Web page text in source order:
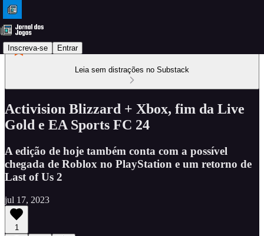
Inscreva-se Entrar
Leia sem distrações no Substack
Activision Blizzard + Xbox, fim da Live
Gold e EA Sports FC 24
A edição de hoje também conta com a possível
chegada de Roblox no PlayStation e um retorno de
Last of Us 2
jul 17, 2023
1